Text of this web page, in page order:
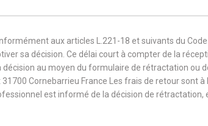
aux articles L.221-18 et suivants du
sa décision. Ce délai court à compter de la
au moyen du formulaire de rétractation ou
31700 Cornebarrieu France Les frais de retour
est informé de la décision de